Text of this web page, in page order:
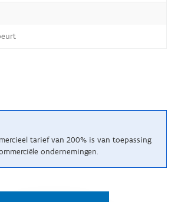
tarief van 200% is van toepassing
ondernemingen.